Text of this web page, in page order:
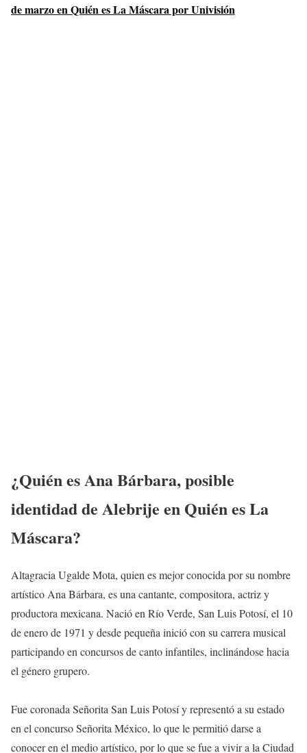
de marzo en Quién es La Máscara por Univisión
¿Quién esAna Bárbara, posible
identidad de Alebrije en Quién es La
Máscara?
Altagracia Ugalde Mota, quien es mejor conocida por su nombre
artístico Ana Bárbara, es una cantante, compositora, actriz y
productora mexicana. Nació en Río Verde, San Luis Potosí, el 10
de enero de 1971 y desde pequeña inició con su carrera musical
participando en concursos de canto infantiles, inclinándose hacia
el género grupero.
Fue coronada Señorita San Luis Potosí y representó a su estado
en el concurso Señorita México, lo que le permitió darse a
conocer en el medio artístico, por lo que se fue a vivir a la Ciudad